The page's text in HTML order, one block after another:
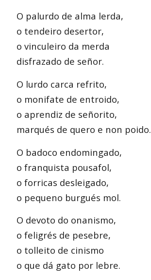
O palurdo de alma lerda,
o tendeiro desertor,
o vinculeiro da merda
disfrazado de señor.
O lurdo carca refrito,
o monifate de entroido,
o aprendiz de señorito,
marqués de quero e non poido.
O badoco endomingado,
o franquista pousafol,
o forricas desleigado,
o pequeno burgués mol.
O devoto do onanismo,
o feligrés de pesebre,
o tolleito de cinismo
o que dá gato por lebre.